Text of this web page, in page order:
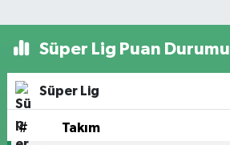
Süper Lig Puan Durumu
Süper Lig
# Takım